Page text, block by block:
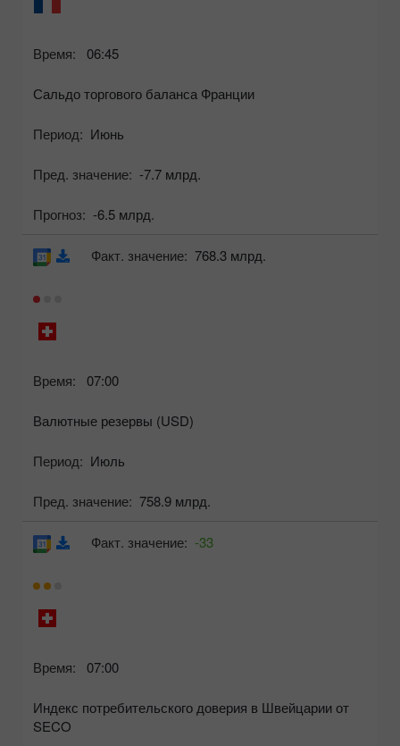
Время: 06:45
Сальдо торгового баланса Франции
Период: Июнь
Пред. значение: -7.7 млрд.
Прогноз: -6.5 млрд.
Время: 07:00
Валютные резервы (USD)
Период: Июль
Пред. значение: 758.9 млрд.
Факт. значение: 768.3 млрд.
Время: 07:00
Индекс потребительского доверия в Швейцарии от
SECO
Факт. значение: -33